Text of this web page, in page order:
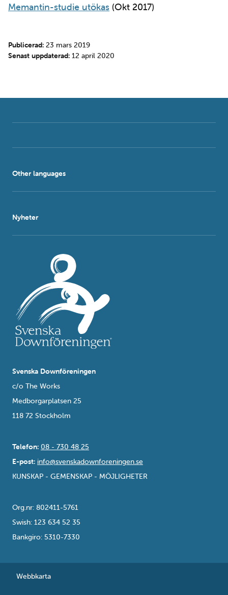
Memantin-studie utökas (Okt 2017)
Publicerad: 23 mars 2019
Senast uppdaterad: 12 april 2020
Other languages
Nyheter
Svenska Downföreningen
c/o The Works
Medborgarplatsen 25
118 72 Stockholm
Telefon: 08 - 730 48 25
E-post: info@svenskadownforeningen.se
KUNSKAP - GEMENSKAP - MÖJLIGHETER
Org.nr: 802411-5761
Swish: 123 634 52 35
Bankgiro: 5310-7330
Webbkarta